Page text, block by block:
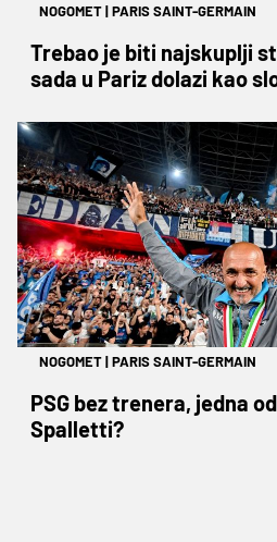
NOGOMET|PARIS SAINT-GERMAIN
Trebao je biti najskuplji
sada u Pariz dolazi kao
NOGOMET|PARIS SAINT-GERMAIN
PSG bez trenera, jedna
Spalletti?